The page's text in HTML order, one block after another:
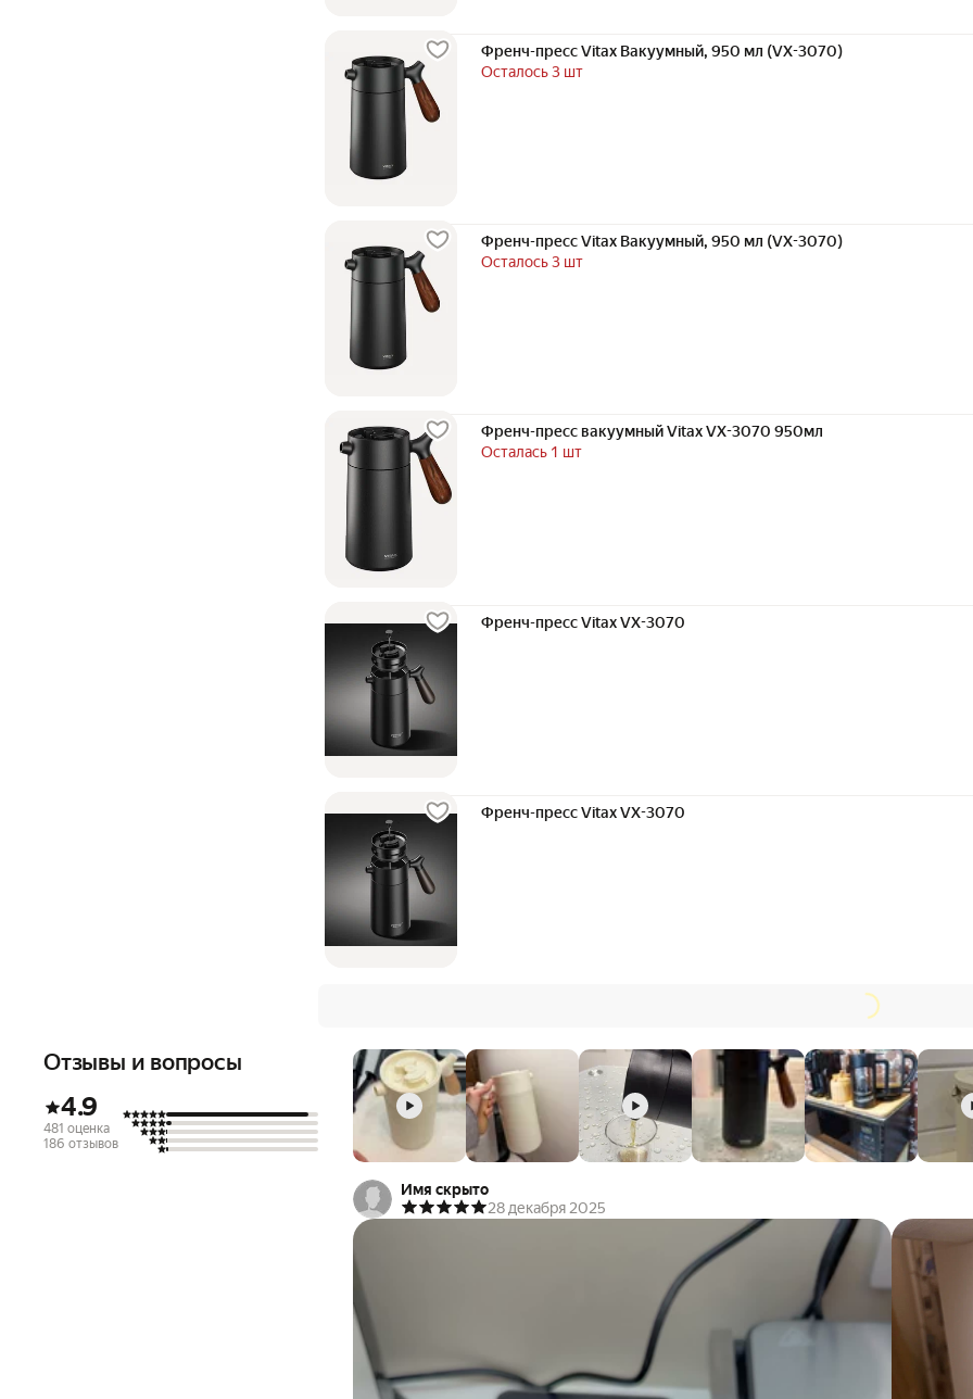
Френч-пресс Vitax Вакуумный, 950 мл (VX-3070)
Осталось 3 шт
Френч-пресс Vitax Вакуумный, 950 мл (VX-3070)
Осталось 3 шт
Френч-пресс вакуумный Vitax VX-3070 950мл
Осталась 1 шт
Френч-пресс Vitax VX-3070
Френч-пресс Vitax VX-3070
Отзывы и вопросы
4.9
481 оценка
186 отзывов
Имя скрыто
28 декабря 2025